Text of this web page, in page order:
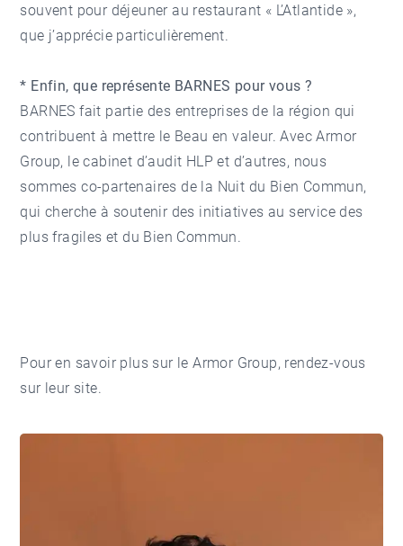
souvent pour déjeuner au restaurant « L’Atlantide »,
que j’apprécie particulièrement.
* Enfin, que représente BARNES pour vous ?
BARNES fait partie des entreprises de la région qui
contribuent à mettre le Beau en valeur. Avec Armor
Group, le cabinet d’audit HLP et d’autres, nous
sommes co-partenaires de la Nuit du Bien Commun,
qui cherche à soutenir des initiatives au service des
plus fragiles et du Bien Commun.
Pour en savoir plus sur le Armor Group, rendez-vous
sur leur site.